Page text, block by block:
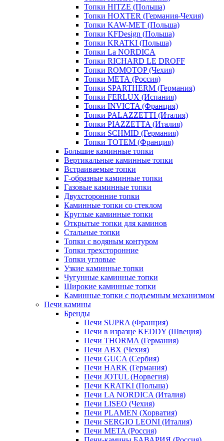
Топки HITZE (Польша)
Топки HOXTER (Германия-Чехия)
Топки KAW-MET (Польша)
Топки KFDesign (Польша)
Топки KRATKI (Польша)
Топки La NORDICA
Топки RICHARD LE DROFF
Топки ROMOTOP (Чехия)
Топки МЕТА (Россия)
Топки SPARTHERM (Германия)
Топки FERLUX (Испания)
Топки INVICTA (Франция)
Топки PALAZZETTI (Италия)
Топки PIAZZETTA (Италия)
Топки SCHMID (Германия)
Топки TOTEM (Франция)
Большие каминные топки
Вертикальные каминные топки
Встраиваемые топки
Г-образные каминные топки
Газовые каминные топки
Двухсторонние топки
Каминные топки со стеклом
Круглые каминные топки
Открытые топки для каминов
Стальные топки
Топки с водяным контуром
Топки трехсторонние
Топки угловые
Узкие каминные топки
Чугунные каминные топки
Широкие каминные топки
Каминные топки с подъемным механизмом
Печи камины
Бренды
Печи SUPRA (Франция)
Печи в изразце KEDDY (Швеция)
Печи THORMA (Германия)
Печи ABX (Чехия)
Печи GUCA (Сербия)
Печи HARK (Германия)
Печи JOTUL (Норвегия)
Печи KRATKI (Польша)
Печи LA NORDICA (Италия)
Печи LISEO (Чехия)
Печи PLAMEN (Хорватия)
Печи SERGIO LEONI (Италия)
Печи META (Россия)